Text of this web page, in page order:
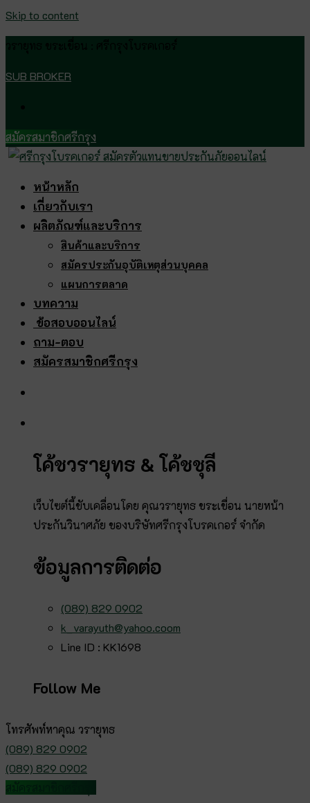
Skip to content
SUB BROKER
สมัครสมาชิกศรีกรุง
หน้าหลัก
เกี่ยวกับเรา
ผลิตภัณฑ์และบริการ
สินค้าและบริการ
สมัครประกันอุบัติเหตุส่วนบุคคล
แผนการตลาด
บทความ
ข้อสอบออนไลน์
ถาม-ตอบ
สมัครสมาชิกศรีกรุง
โค้ชวรายุทธ & โค้ชชุลี
เว็บไซต์นี้ขับเคลื่อนโดย คุณวรายุทธ ขระเขื่อน นายหน้า
ประกันวินาศภัย ของบริษัทศรีกรุงโบรคเกอร์ จำกัด
ข้อมูลการติดต่อ
(089) 829 0902
k_varayuth@yahoo.coom
Line ID : KK1698
Follow Me
โทรศัพท์หาคุณ วรายุทธ
(089) 829 0902
(089) 829 0902
สมัครสมาชิกศรีกรุง